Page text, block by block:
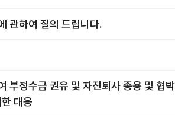
관하여 질의 드립니다.
부정수급 권유 및 자진퇴사 종용 및 협
대응